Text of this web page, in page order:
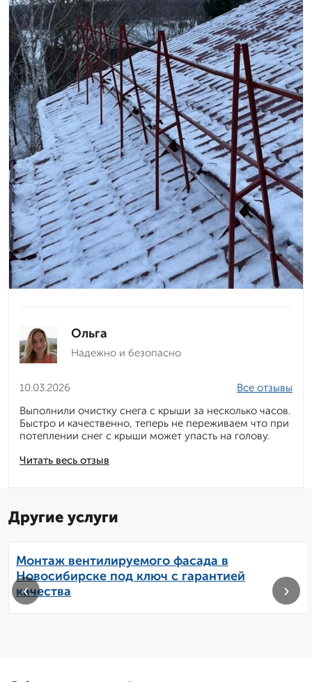
Ольга
Надежно и безопасно
10.03.2026
Читать весь отзыв
Все отзывы
Выполнили очистку снега с крыши за несколько часов.
Быстро и качественно, теперь не переживаем что при
потеплении снег с крыши может упасть на голову.
Другие услуги
Монтаж вентилируемого фасада в
Новосибирске под ключ с гарантией
качества
‹ ›